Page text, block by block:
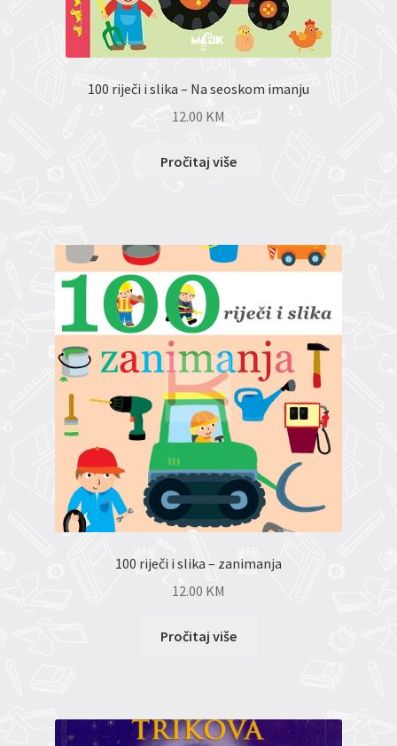
100 riječi i slika – Na seoskom imanju
12.00 KM
Pročitaj više
100 riječi i slika – zanimanja
12.00 KM
Pročitaj više